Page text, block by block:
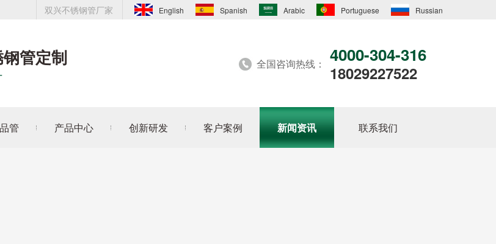
双兴不锈钢管厂家 English Spanish Arabic Portuguese Russian
管定制 全国咨询热线： 4000-304-316
18029227522
管 产品中心 创新研发 客户案例 新闻资讯 联系我们